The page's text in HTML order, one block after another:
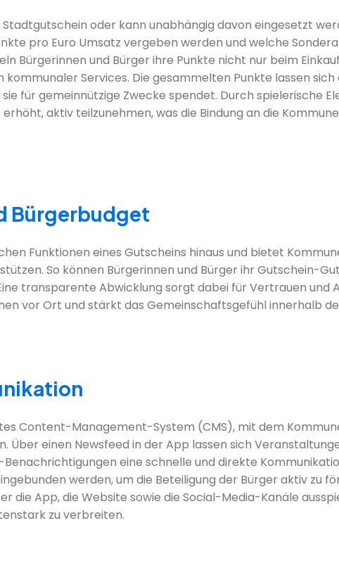
oder kann unabhängig davon eingesetzt
pro Euro Umsatz vergeben werden und welche
Bürgerinnen und Bürger ihre Punkte nicht nur beim
Services. Die gesammelten Punkte lassen
für gemeinnützige Zwecke spendet. Durch spielerische
aktiv teilzunehmen, was die Bindung an die
Bürgerbudget
Funktionen eines Gutscheins hinaus und bietet
So können Bürgerinnen und Bürger ihr Gutschein-
transparente Abwicklung sorgt dabei für Vertrauen und
vor Ort und stärkt das Gemeinschaftsgefühl innerhalb
Content-Management-System (CMS), mit dem
Über einen Newsfeed in der App lassen sich
eine schnelle und direkte
werden, um die Beteiligung der Bürger aktiv zu
die App, die Website sowie die Social-Media-Kanäle
zu verbreiten.